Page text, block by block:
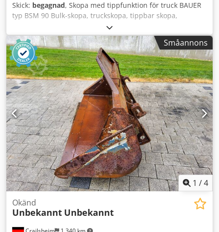
Skick: begagnad, Skopa med tippfunktion för truck BAUER
typ BSM 90 Bulk-skopa, truckskopa, tippbar skopa,
snöskopa, spånkärl, bulkbehållare, tippbehållare Fabr.nr:
4421 Tillverkningsår: 1983 Bärförmåga: 1500 kg Volym: 0,9
m³ Skopbredd: 1570 mm Skopdjup: 1200 mm Skophöjd:
550 mm Gaffelfickor: 120 x 70 mm Gaffelavstånd
in-/utvändigt: 500/740 mm - Mekanisk tippanordning -
Truckfickor med öppningar för gafflarna in i lastutrymmet -
Orange lackerad med lätt rostangrepp Egenvikt: 275 kg
Utrymmesbehov B x D x H: 1570 x 1500 x 800 mm gott skick
Egenvikt: 275 kg Dkjdpfxou Swbus Amior
Småannons
1 /4
Okänd
Unbekannt Unbekannt